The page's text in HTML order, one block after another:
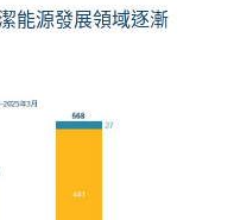
能源發展領域逐漸